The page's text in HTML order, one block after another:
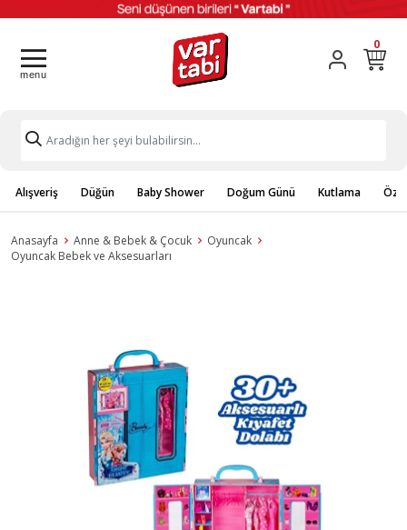
0
Alışveriş Düğün Baby Shower Doğum Günü Kutlama
Anasayfa Anne & Bebek & Çocuk
Oyuncak
Oyuncak Bebek ve Aksesuarları